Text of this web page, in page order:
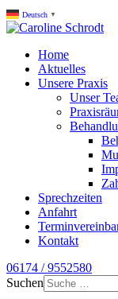
Deutsch ▼
Home
Aktuelles
Unsere Praxis
Unser
Sprechzeiten
Anfahrt
Kontakt
06174 / 9552580
Suchen